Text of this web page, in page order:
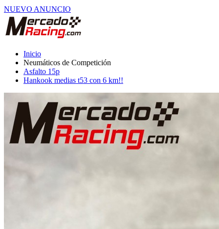
NUEVO ANUNCIO
Inicio
Neumáticos de Competición
Asfalto 15p
Hankook medias t53 con 6 km!!